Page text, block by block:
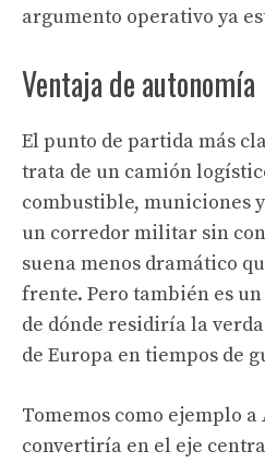
argumento operativo ya
Ventaja de autonomía
El punto de partida más
trata de un camión
combustible, municiones
un corredor militar sin
suena menos dramático
frente. Pero también es
de dónde residiría la
de Europa en tiempos de
Tomemos como ejemplo
convertiría en el eje